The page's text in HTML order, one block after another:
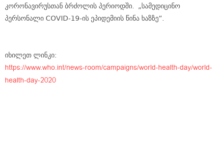
კორონავირუსთან ბრძოლის პერიოდში. „სამედიცინო
პერსონალი COVID-19-ის ეპიდემიის წინა ხაზზე“.
იხილეთ ლინკი:
https://www.who.int/news-room/campaigns/world-health-day/world-
health-day-2020